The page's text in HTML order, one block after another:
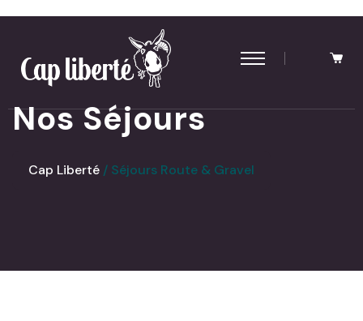
Nos Séjours
Cap Liberté Séjours Route & Gravel